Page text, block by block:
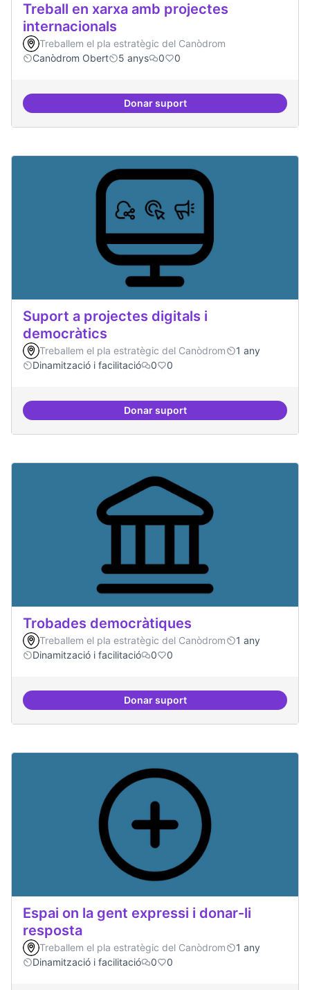
Treball en xarxa amb projectes
internacionals
Treballem el pla estratègic del Canòdrom
Canòdrom Obert
5 anys 0 0
Donar suportTreball en xarxa amb projectes
Suport a projectes digitals i
democràtics
Treballem el pla estratègic del Canòdrom
1 any
Dinamització i facilitació
0 0
Donar suportSuport a projectes digitals i
Trobades democràtiques
Treballem el pla estratègic del Canòdrom
1 any
Dinamització i facilitació
0 0
Donar suportTrobades democràtiques
Espai on la gent expressi i donar-li
resposta
Treballem el pla estratègic del Canòdrom
1 any
Dinamització i facilitació
0 0